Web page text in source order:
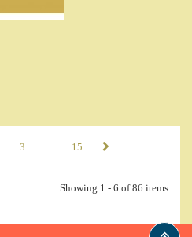
3 ... 15
Showing 1 - 6 of 86 items